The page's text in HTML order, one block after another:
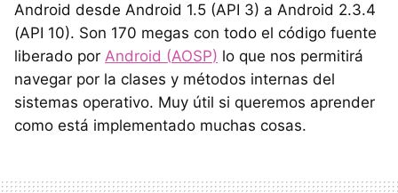
Android desde Android 1.5 (API 3) a Android 2.3.4
(API 10). Son 170 megas con todo el código fuente
liberado por Android (AOSP) lo que nos permitirá
navegar por la clases y métodos internas del
sistemas operativo. Muy útil si queremos aprender
como está implementado muchas cosas.